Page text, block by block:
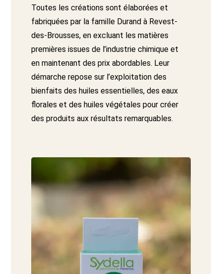
Toutes les créations sont élaborées et
fabriquées par la famille Durand à Revest-
des-Brousses, en excluant les matières
premières issues de l’industrie chimique et
en maintenant des prix abordables. Leur
démarche repose sur l’exploitation des
bienfaits des huiles essentielles, des eaux
florales et des huiles végétales pour créer
des produits aux résultats remarquables.